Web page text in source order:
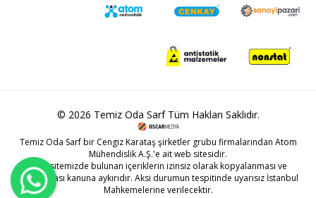
© 2026 Temiz Oda Sarf Tüm Hakları Saklıdır.
Temiz Oda Sarf bir Cengiz Karataşşirketler grubu firmalarından Atom
Mühendislik A.Ş.'e ait web sitesidir.
Web sitemizde bulunan içeriklerin izinsiz olarak kopyalanması ve
kullanılması kanuna aykırıdır. Aksi durumun tespitinde uyarısız İstanbul
Mahkemelerine verilecektir.